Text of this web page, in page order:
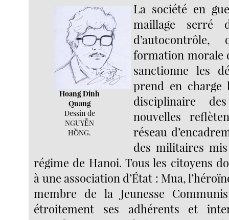
Hoang Dinh
Quang
Dessin de
NGUYỄN
HỒNG.
La société en
maillage serré
formation morale
sanctionne les
prend en charge
disciplinaire
nouvelles
réseau
des militaires
régime de Hanoi. Tous les citoyens
à une association d’État : Mua,
membre de la Jeunesse
étroitement ses adhérents et